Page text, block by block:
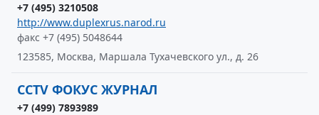
+7 (495) 3210508
http://www.duplexrus.narod.ru
факс +7 (495) 5048644
123585, Москва, Маршала Тухачевского ул., д. 26
CCTV ФОКУС ЖУРНАЛ
+7 (499) 7893989